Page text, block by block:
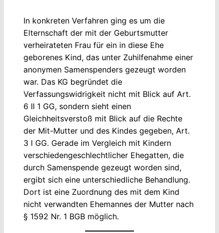
In konkreten Verfahren ging es um die
Elternschaft der mit der Geburtsmutter
verheirateten Frau für ein in diese Ehe
geborenes Kind, das unter Zuhilfenahme einer
anonymen Samenspenders gezeugt worden
war. Das KG begründet die
Verfassungswidrigkeit nicht mit Blick auf Art.
6 II 1 GG, sondern sieht einen
Gleichheitsverstoß mit Blick auf die Rechte
der Mit-Mutter und des Kindes gegeben, Art.
3 I GG. Gerade im Vergleich mit Kindern
verschiedengeschlechtlicher Ehegatten, die
durch Samenspende gezeugt worden sind,
ergibt sich eine unterschiedliche Behandlung.
Dort ist eine Zuordnung des mit dem Kind
nicht verwandten Ehemannes der Mutter nach
§ 1592 Nr. 1 BGB möglich.